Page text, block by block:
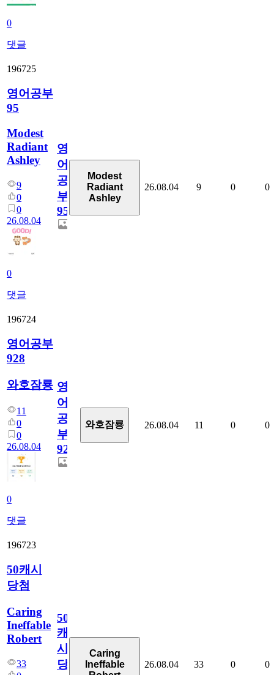
0
댓글
196725
영어공부
95
Modest
Radiant
Ashley
9
0
0
26.08.04
0
댓글
영
어
공
부
95
Modest
Radiant
Ashley
26.08.04 9 0 0
196724
영어공부
928
와호잠룡
11
0
0
26.08.04
0
댓글
영
어
공
부
928
와호잠룡 26.08.04 11 0 0
196723
50캐시
당첨
Caring
Ineffable
Robert
33
50
캐
시
당
Caring
Ineffable
26.08.04 33 0 0